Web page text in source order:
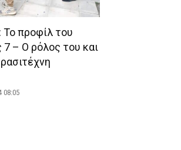
Το προφίλ του
– Ο ρόλος του και
08:05